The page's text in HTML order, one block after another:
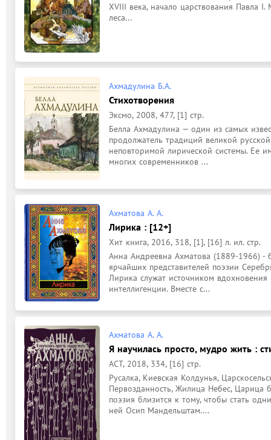
XVIII века, начало царствования Павла
леса...
Ахмадулина Б.А.
Стихотворения
Эксмо, 2008, 477, [1] стр.
Белла Ахмадулина — один из самых
продолжатель традиций великой
неповторимой лирической системы. Ее
многих современников ...
Ахматова А. А.
Лирика : [12+]
Хит книга, 2016, 318, [1], [16] л. ил. стр.
Анна Андреевна Ахматова (1889-1966) -
ярчайших представителей поэзии
Лирика служат источником
интеллигенции. Вместе с...
Ахматова А. А.
Я научилась просто, мудро жить :
АСТ, 2018, 334, [16] стр.
Русалка, Киевская Колдунья,
Первозданность, Жилица Небес,
поэзия близится к тому, чтобы стать
ней Осип Мандельштам....